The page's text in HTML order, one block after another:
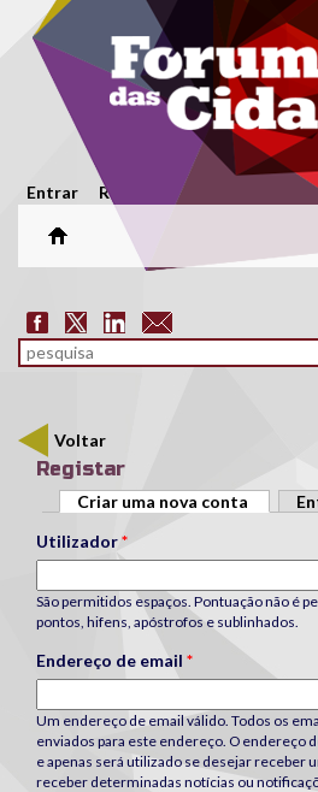
Passar para o conteúdo principal
Menu secundário
Entrar Registar
Formulário de pesquisa
pesquisar
Voltar
Registar
Separadores primários
Criar uma nova conta
Utilizador*
São permitidos espaços. Pontuação não é
pontos, hifens, apóstrofos e sublinhados.
Endereço de email *
Um endereço de email válido. Todos os
enviados para este endereço. O endereço
e apenas será utilizado se desejar receber
receber determinadas notícias ou